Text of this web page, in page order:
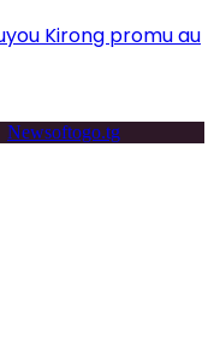
Kirong promu au
Newsoftogo.tg